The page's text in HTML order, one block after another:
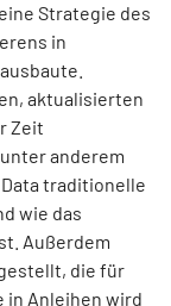
Strategie des
in
aktualisierten
Zeit
anderem
traditionelle
wie das
Außerdem
die für
in Anleihen wird